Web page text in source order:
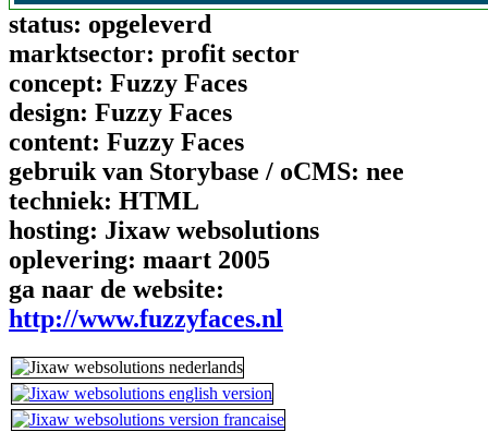
status: opgeleverd
marktsector: profit sector
concept: Fuzzy Faces
design: Fuzzy Faces
content: Fuzzy Faces
gebruik van Storybase / oCMS: nee
techniek: HTML
hosting: Jixaw websolutions
oplevering: maart 2005
ga naar de website:
http://www.fuzzyfaces.nl